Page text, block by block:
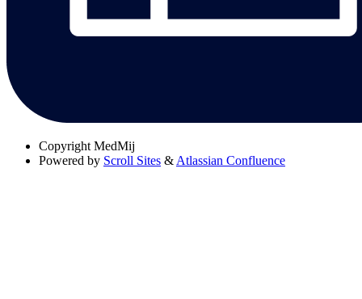
Copyright MedMij
Powered by Scroll Sites & Atlassian Confluence